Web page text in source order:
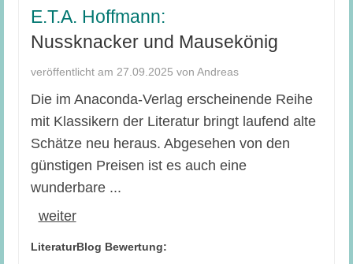
E.T.A. Hoffmann:
Nussknacker und Mausekönig
veröffentlicht am 27.09.2025 von Andreas
Die im Anaconda-Verlag erscheinende Reihe
mit Klassikern der Literatur bringt laufend alte
Schätze neu heraus. Abgesehen von den
günstigen Preisen ist es auch eine
wunderbare ...
weiter
LiteraturBlog Bewertung: